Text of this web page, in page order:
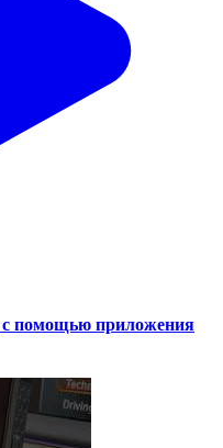
с помощью приложения